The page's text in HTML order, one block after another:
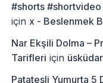
#shorts
için x - Beslenmek
Nar Ekşili Dolma –
Tarifleri için
Patatesli Yumurta 5